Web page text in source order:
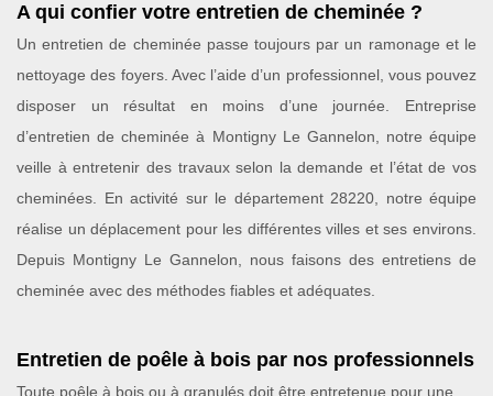
A qui confier votre entretien de cheminée ?
Un entretien de cheminée passe toujours par un ramonage et le
nettoyage des foyers. Avec l’aide d’un professionnel, vous pouvez
disposer un résultat en moins d’une journée. Entreprise
d’entretien de cheminée à Montigny Le Gannelon, notre équipe
veille à entretenir des travaux selon la demande et l’état de vos
cheminées. En activité sur le département 28220, notre équipe
réalise un déplacement pour les différentes villes et ses environs.
Depuis Montigny Le Gannelon, nous faisons des entretiens de
cheminée avec des méthodes fiables et adéquates.
Entretien de poêle à bois par nos professionnels
Toute poêle à bois ou à granulés doit être entretenue pour une